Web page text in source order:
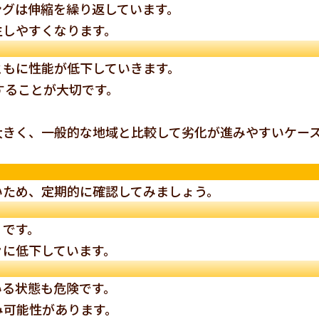
は伸縮を繰り返しています。
やすくなります。
に性能が低下していきます。
ことが大切です。
く、一般的な地域と比較して劣化が進みやすいケー
め、定期的に確認してみましょう。
す。
低下しています。
状態も危険です。
能性があります。